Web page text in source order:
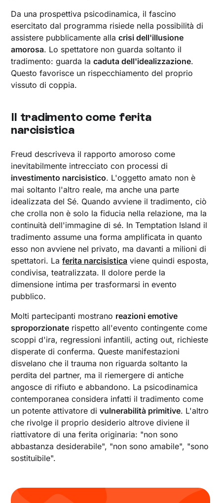
Da una prospettiva psicodinamica, il fascino
esercitato dal programma risiede nella possibilità di
assistere pubblicamente allacrisi dell'illusione
amorosa. Lo spettatore non guarda soltanto il
tradimento: guarda lacaduta dell'idealizzazione.
Questo favorisce un rispecchiamento del proprio
vissuto di coppia.
Il tradimento come ferita
narcisistica
Freud descriveva il rapporto amoroso come
inevitabilmente intrecciato con processi di
investimento narcisistico. L'oggetto amato non è
mai soltanto l'altro reale, ma anche una parte
idealizzata del Sé. Quando avviene il tradimento, ciò
che crolla non è solo la fiducia nella relazione, ma la
continuità dell'immagine di sé. In Temptation Island il
tradimento assume una forma amplificata in quanto
esso non avviene nel privato, ma davanti a milioni di
spettatori. Laferita narcisistica viene quindi esposta,
condivisa, teatralizzata. Il dolore perde la
dimensione intima per trasformarsi in evento
pubblico.
Molti partecipanti mostrano reazioni emotive
sproporzionate rispetto all'evento contingente come
scoppi d'ira, regressioni infantili, acting out, richieste
disperate di conferma. Queste manifestazioni
disvelano che il trauma non riguarda soltanto la
perdita del partner, ma il riemergere di antiche
angosce di rifiuto e abbandono. La psicodinamica
contemporanea considera infatti il tradimento come
un potente attivatore divulnerabilità primitive. L'altro
che rivolge il proprio desiderio altrove diviene il
riattivatore di una ferita originaria: "non sono
abbastanza desiderabile", "non sono amabile", "sono
sostituibile".